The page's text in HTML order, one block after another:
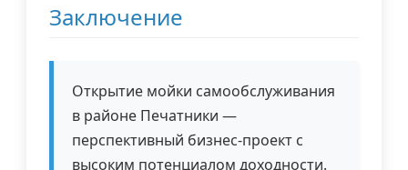
Заключение
Открытие мойки самообслуживания
в районе Печатники —
перспективный бизнес-проект с
высоким потенциалом доходности.